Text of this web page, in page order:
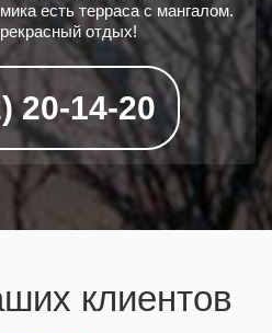
есть терраса с мангалом.
отдых!
20-14-20
клиентов